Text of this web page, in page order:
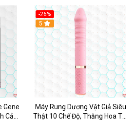
Gene
Cảm
-26%
Hot
5
Máy Rung Dương Vật Giả Siêu
Thật 10 Chế Độ, Thăng Hoa Tối